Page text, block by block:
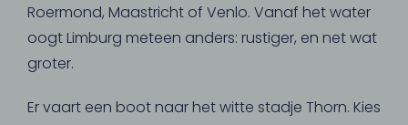
Roermond, Maastricht of Venlo. Vanaf het water
oogt Limburg meteen anders: rustiger, en net wat
groter.
Er vaart een boot naar het witte stadje Thorn. Kies